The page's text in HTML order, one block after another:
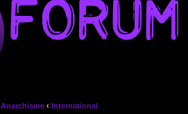
Anarchisme ‹ International